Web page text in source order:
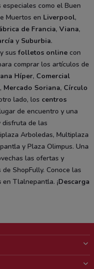
especiales como el Buen
Muertos en Liverpool,
de Francia, Viana,
y Suburbia.
y susfolletos online con
comprar los artículos de
Híper, Comercial
, Mercado Soriana, Círculo
lado, los centros
de encuentro y una
disfruta de las
Arboledas, Multiplaza
y Plaza Olimpus. Una
las ofertas y
ShopFully. Conoce las
en Tlalnepantla. ¡Descarga